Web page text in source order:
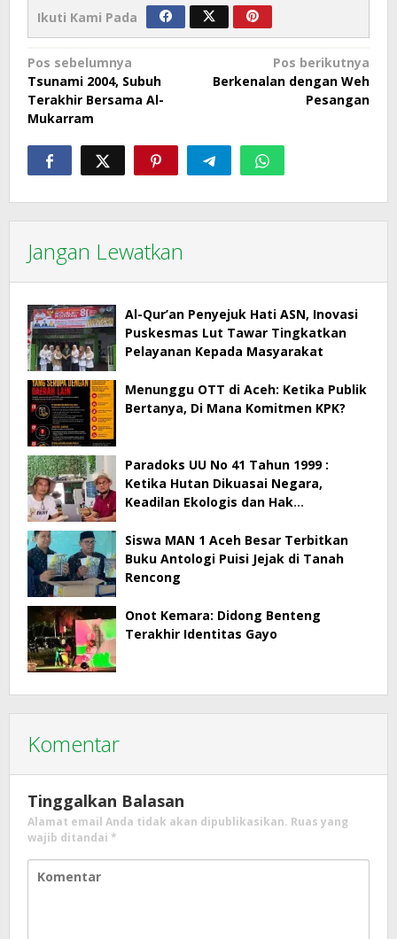
Ikuti Kami Pada
Navigasi
pos
Pos sebelumnya
Tsunami 2004, Subuh
Terakhir Bersama Al-
Mukarram
Pos berikutnya
Berkenalan dengan Weh
Pesangan
Jangan Lewatkan
Al-Qur’an Penyejuk Hati ASN, Inovasi
Puskesmas Lut Tawar Tingkatkan
Pelayanan Kepada Masyarakat
Menunggu OTT di Aceh: Ketika Publik
Bertanya, Di Mana Komitmen KPK?
Paradoks UU No 41 Tahun 1999 :
Ketika Hutan Dikuasai Negara,
Keadilan Ekologis dan Hak
Siswa MAN 1 Aceh Besar Terbitkan
Buku Antologi Puisi Jejak di Tanah
Rencong
Onot Kemara: Didong Benteng
Terakhir Identitas Gayo
Komentar
Tinggalkan Balasan
Alamat email Anda tidak akan dipublikasikan. Ruas yang
wajib ditandai *